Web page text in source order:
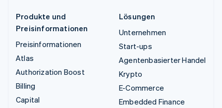
Produkte und
Preisinformationen
Preisinformationen
Atlas
Authorization Boost
Billing
Capital
Lösungen
Unternehmen
Start-ups
Agentenbasierter Handel
Krypto
E-Commerce
Embedded Finance